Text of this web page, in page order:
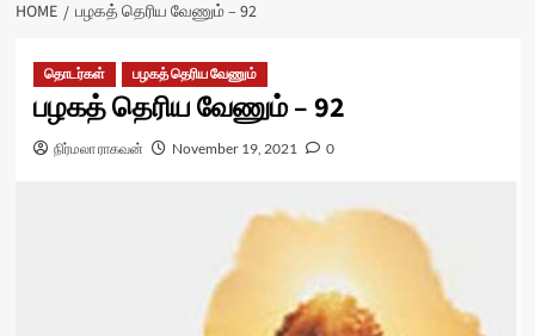
HOME பழகத் தெரிய வேணும் – 92
தொடர்கள் பழகத் தெரிய வேணும்
பழகத் தெரிய வேணும் – 92
நிர்மலா ராகவன் November 19, 2021 0